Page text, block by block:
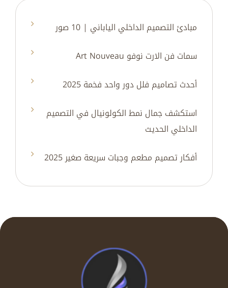
مبادئ التصميم الداخلي الياباني | 10 صور
سمات فن الارت نوفو Art Nouveau
أحدث تصاميم فلل دور واحد فخمة 2025
استكشف جمال نمط الكولونيال في التصميم
الداخلي الحديث
أفكار تصميم مطعم وجبات سريعة صغير 2025